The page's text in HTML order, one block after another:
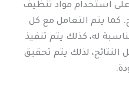
استخدام مواد تنظيف
كما يتم التعامل مع كل
له، كذلك يتم تنفيذ
لذلك يتم تحقيق